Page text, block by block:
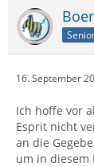
16. September
Ich hoffe vor
Esprit nicht
an die
um in diesem